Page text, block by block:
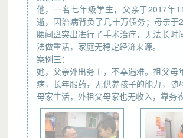
他，一名七年级学生，父亲于2017年
逝，因治病背负了几十万债务；母亲于
腰间盘突出进行了手术治疗，无法长时
法做重活，家庭无稳定经济来源。
案例三：
她，父亲外出务工，不幸遇难。祖父母
病，长年服药，无供养孩子的能力，随
母家生活，外祖父母家也无收入，靠务